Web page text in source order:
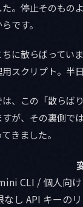
。停止そのもの
です。
に散らばってい
スクリプト。半
、この「散らば
が、その裏側で
きました。
CLI / 個人向
なし API キーの